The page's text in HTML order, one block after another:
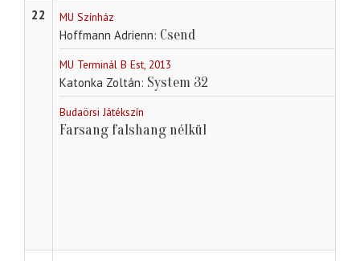
22 MU Színház
Hoffmann Adrienn Csend
MU Terminál B Est, 2013
Katonka Zoltán System 32
Budaörsi Játékszín
Farsang falshang nélkül